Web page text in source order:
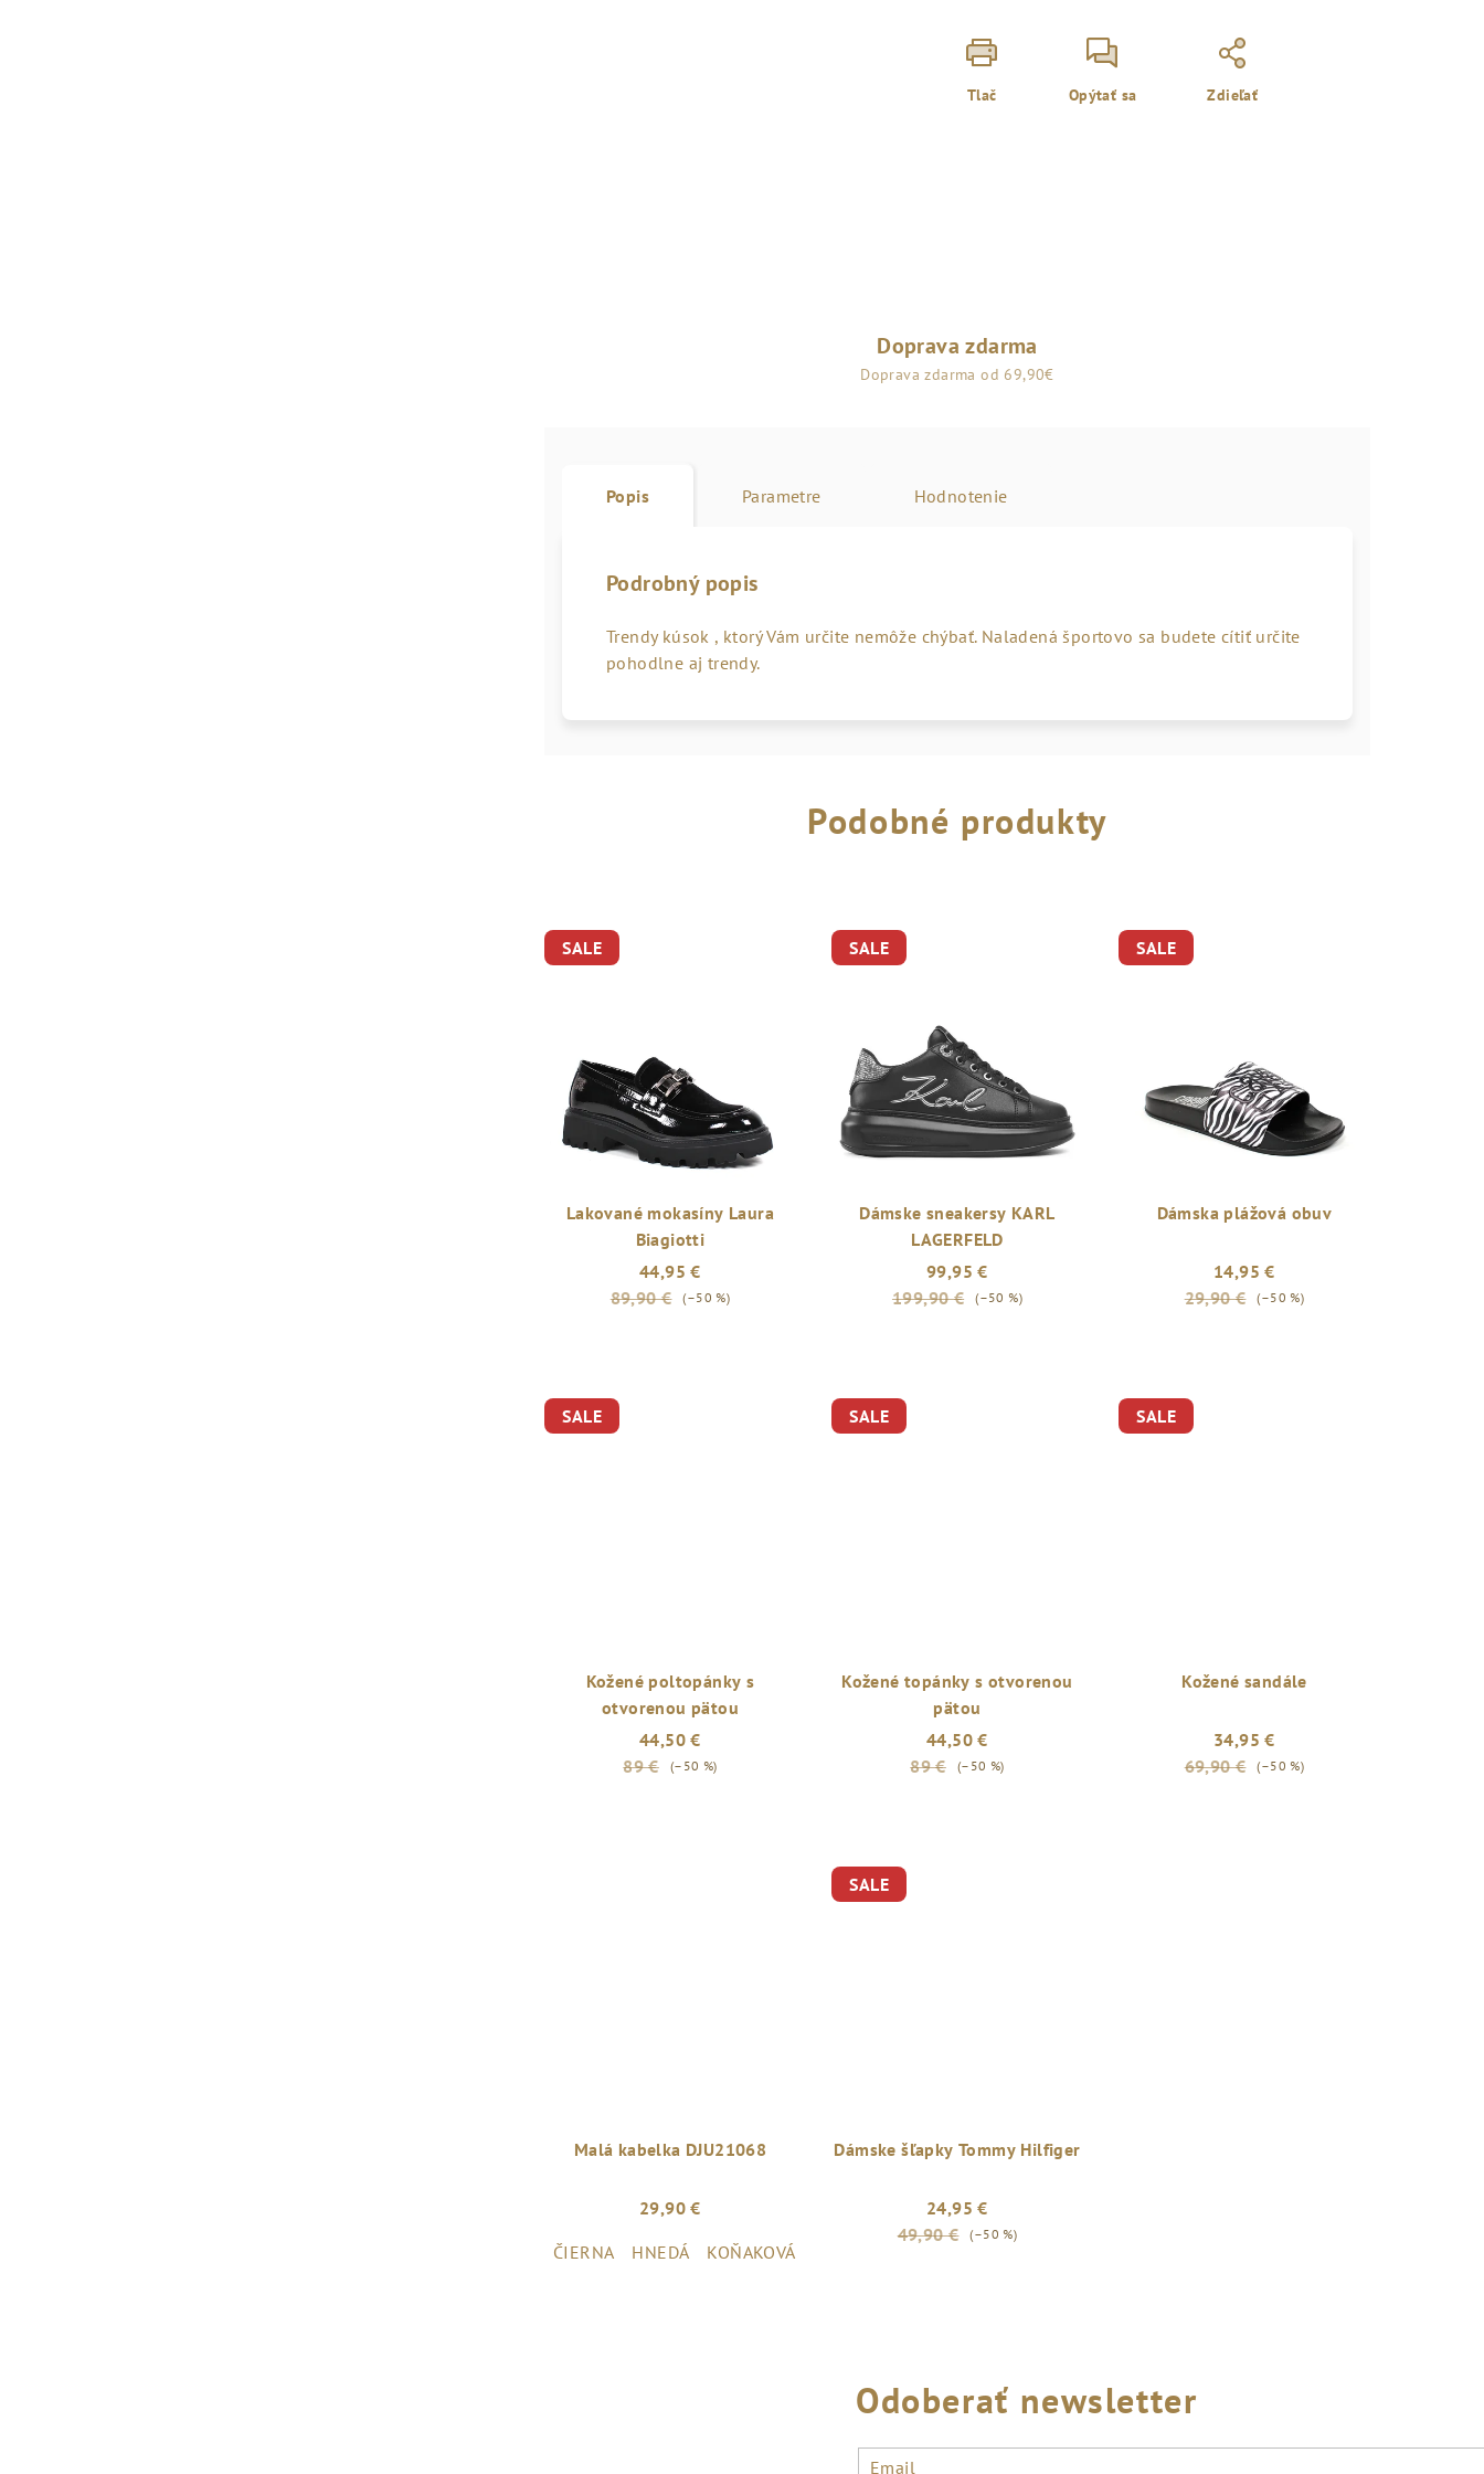
Tlač Opýtať sa Zdieľať
Doprava zdarma
Doprava zdarma od 69,90€
Popis Parametre Hodnotenie
Podrobný popis
Trendy kúsok , ktorý Vám určite nemôže chýbať. Naladená športovo sa budete cítiť určite
pohodlne aj trendy.
Podobné produkty
SALE
Lakované mokasíny Laura
Biagiotti
44,95 €
89,90 €
(–50 %)
SALE
Dámske sneakersy KARL
LAGERFELD
99,95 €
199,90 €
(–50 %)
SALE
Dámska plážová obuv
14,95 €
29,90 €
(–50 %)
SALE
Kožené poltopánky s
otvorenou pätou
44,50 €
89 €
(–50 %)
SALE
Kožené topánky s otvorenou
pätou
44,50 €
89 €
(–50 %)
SALE
Kožené sandále
34,95 €
69,90 €
(–50 %)
Malá kabelka DJU21068
29,90 €
ČIERNA
HNEDÁ KOŇAKOVÁ
SALE
Dámske šľapky Tommy Hilfiger
24,95 €
49,90 €
(–50 %)
Odoberať newsletter
Email